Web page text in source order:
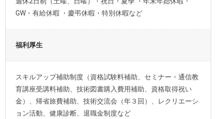
GW・有給休暇 ・慶弔休暇・特別休暇など
福利厚生
スキルアップ補助制度（資格試験料補助、セミナー・通信教
育講座受講料補助、技術図書購入費用補助、資格取得祝い
金）、帰省旅費補助、技術交流会（年３回）、レクリエーシ
ョン活動、健康診断、退職金制度など